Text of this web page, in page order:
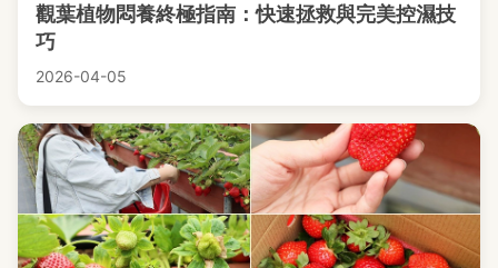
觀葉植物悶養終極指南：快速拯救與完美控濕技
巧
2026-04-05